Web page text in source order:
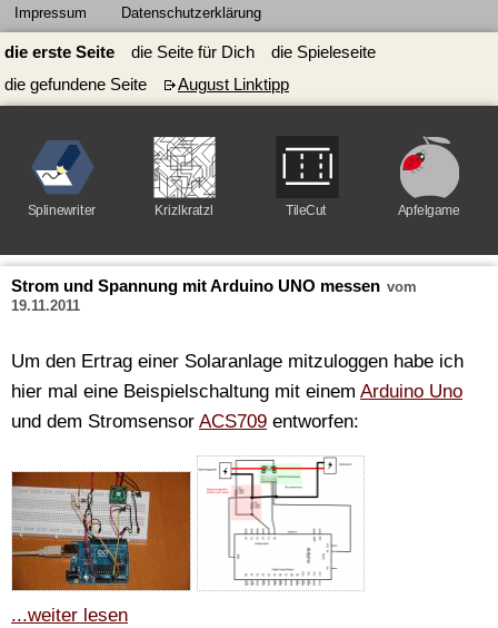
Impressum Datenschutzerklärung
die erste Seite die Seite für Dich
die Spieleseite
die gefundene Seite
August Linktipp
Splinewriter Krizlkratzl TileCut Apfelgame
Strom und Spannung mit Arduino UNO messen vom
19.11.2011
Um den Ertrag einer Solaranlage mitzuloggen habe ich
hier mal eine Beispielschaltung mit einem Arduino Uno
und dem Stromsensor ACS709 entworfen:
...weiter lesen